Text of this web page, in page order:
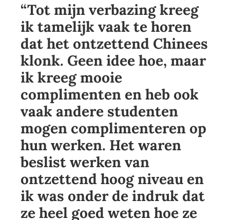
“Tot mijn verbazing kreeg
ik tamelijk vaak te horen
dat het ontzettend Chinees
klonk. Geen idee hoe, maar
ik kreeg mooie
complimenten en heb ook
vaak andere studenten
mogen complimenteren op
hun werken. Het waren
beslist werken van
ontzettend hoog niveau en
ik was onder de indruk dat
ze heel goed weten hoe ze